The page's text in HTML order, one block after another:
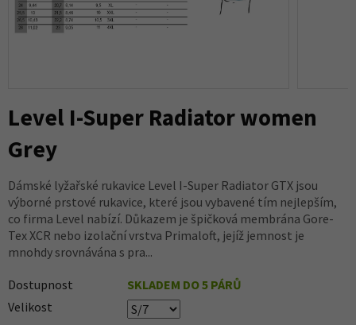
Level I-Super Radiator women
Grey
Dámské lyžařské rukavice Level I-Super Radiator GTX jsou
výborné prstové rukavice, které jsou vybavené tím nejlepším,
co firma Level nabízí. Důkazem je špičková membrána Gore-
Tex XCR nebo izolační vrstva Primaloft, jejíž jemnost je
mnohdy srovnávána s pra...
Dostupnost
SKLADEM DO 5 PÁRŮ
Velikost